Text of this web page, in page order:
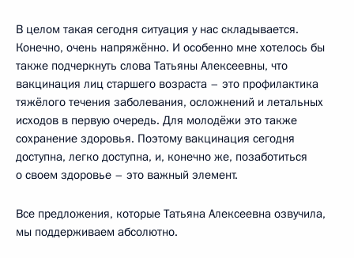
В целом такая сегодня ситуация у нас складывается.
Конечно, очень напряжённо. И особенно мне хотелось бы
также подчеркнуть слова Татьяны Алексеевны, что
вакцинация лиц старшего возраста – это профилактика
тяжёлого течения заболевания, осложнений и летальных
исходов в первую очередь. Для молодёжи это также
сохранение здоровья. Поэтому вакцинация сегодня
доступна, легко доступна, и, конечно же, позаботиться
о своем здоровье – это важный элемент.
Все предложения, которые Татьяна Алексеевна озвучила,
мы поддерживаем абсолютно.